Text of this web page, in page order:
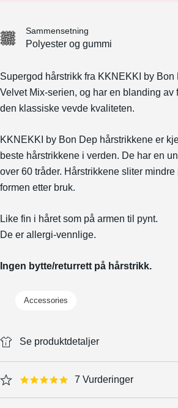
Sammensetning
Polyester og gummi
Supergod hårstrikk fra KKNEKKI by Bon
Velvet Mix-serien, og har en blanding av
den klassiske vevde kvaliteten.
KKNEKKI by Bon Dep hårstrikkene er
beste hårstrikkene i verden. De har en
over 60 tråder. Hårstrikkene sliter
formen etter bruk.
Like fin i håret som på armen til pynt.
De er allergi-vennlige.
Ingen bytte/returrett på hårstrikk.
Accessories
Se produktdetaljer
5.0 star rating 7 Vurderinger